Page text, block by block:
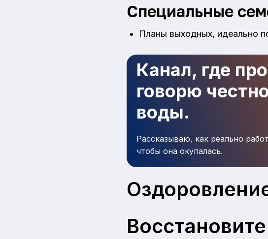
Специальные
Планы выходных, идеально
Канал, где
говорю
воды.
Рассказываю, как реально
чтобы она окупалась.